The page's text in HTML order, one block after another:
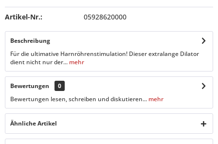
Artikel-Nr.: 05928620000
Beschreibung
Für die ultimative Harnröhrenstimulation! Dieser extralange Dilator
dient nicht nur der... mehr
Bewertungen
0
Bewertungen lesen, schreiben und diskutieren... mehr
Ähnliche Artikel